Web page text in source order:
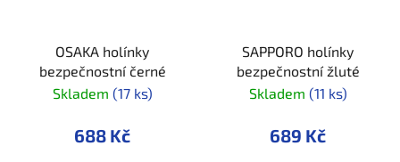
OSAKA holínky
bezpečnostní černé
Skladem (17 ks)
688 Kč
SAPPORO holínky
bezpečnostní žluté
Skladem (11 ks)
689 Kč